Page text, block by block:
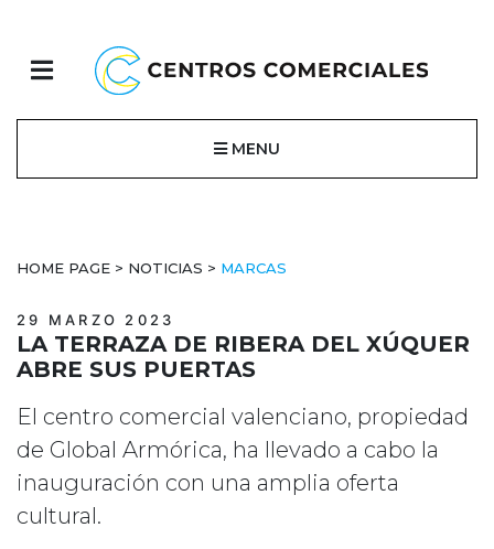
MENU
HOME PAGE > NOTICIAS > MARCAS
29 MARZO 2023
LA TERRAZA DE RIBERA DEL XÚQUER
ABRE SUS PUERTAS
El centro comercial valenciano, propiedad
de Global Armórica, ha llevado a cabo la
inauguración con una amplia oferta
cultural.